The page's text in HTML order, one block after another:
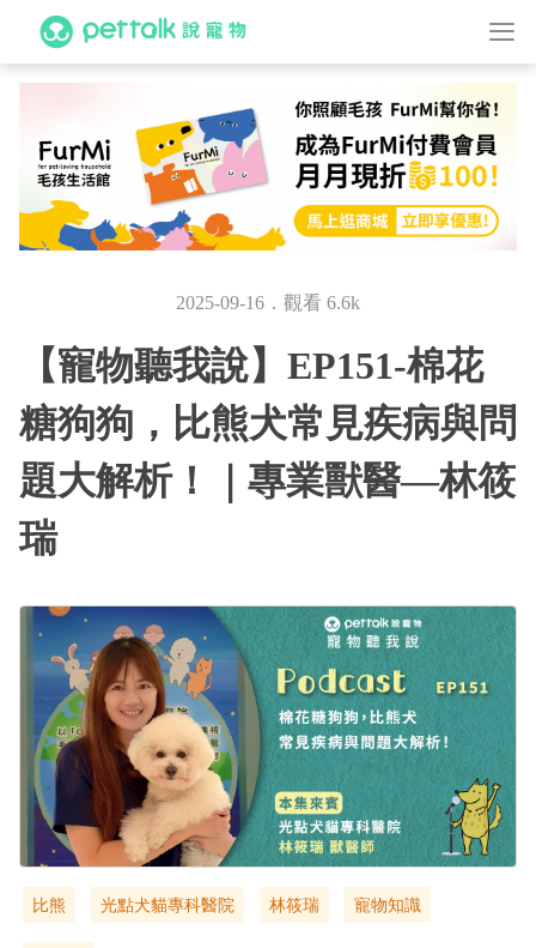
2025-09-16．觀看 6.6k
【寵物聽我說】EP151-棉花
糖狗狗，比熊犬常見疾病與問
題大解析！｜專業獸醫—林筱
瑞
比熊 光點犬貓專科醫院 林筱瑞 寵物知識